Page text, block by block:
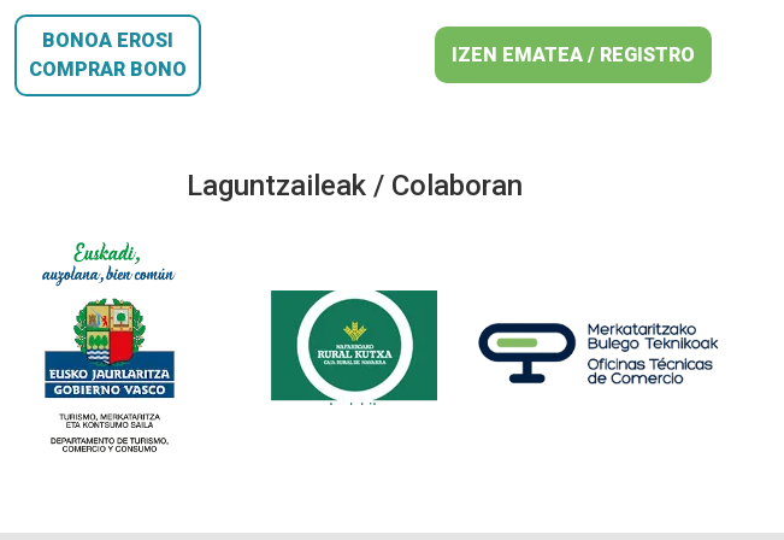
BONOA EROSI
COMPRAR BONO
IZEN EMATEA / REGISTRO
Laguntzaileak / Colaboran